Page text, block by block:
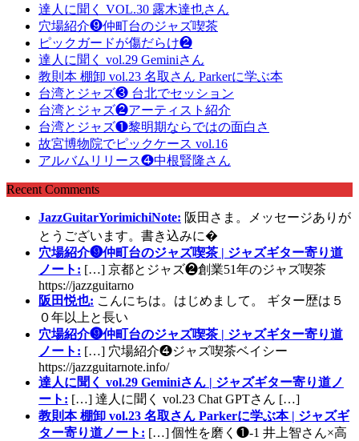
達人に聞く VOL.30 露木達也さん
穴場紹介❾仲町台のジャズ喫茶
ピックガードが傷だらけ❷
達人に聞く vol.29 Geminiさん
教則本 棚卸 vol.23 名取さん Parkerに学ぶ本
台湾とジャズ❸ 台北でセッション
台湾とジャズ❷アーティスト紹介
台湾とジャズ❶黎明期ならではの面白さ
故宮博物院でピックケース vol.16
アルバムリリース❹中根賢隆さん
Recent Comments
JazzGuitarYorimichiNote: 阪田さま。メッセージありが
とうございます。書き込みに�
穴場紹介❾仲町台のジャズ喫茶 | ジャズギター寄り道
ノート: […] 京都とジャズ❷創業51年のジャズ喫茶
https://jazzguitarno
阪田悦也: こんにちは。はじめまして。 ギター歴は５
０年以上と長い
穴場紹介❾仲町台のジャズ喫茶 | ジャズギター寄り道
ノート: […] 穴場紹介❹ジャズ喫茶ベイシー
https://jazzguitarnote.info/
達人に聞く vol.29 Geminiさん | ジャズギター寄り道ノ
ート: […] 達人に聞く vol.23 Chat GPTさん […]
教則本 棚卸 vol.23 名取さん Parkerに学ぶ本 | ジャズギ
ター寄り道ノート: […] 個性を磨く❶-1 井上智さん×高